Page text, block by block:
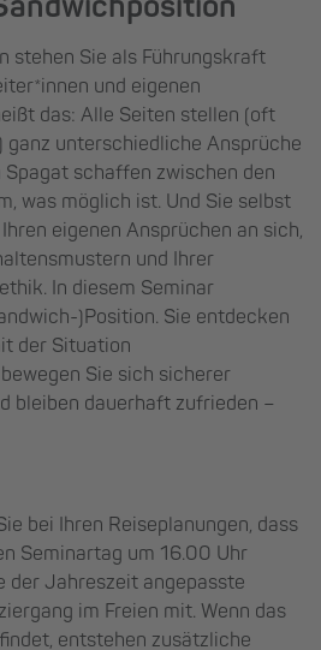
stehen Sie als Führungskraft
und eigenen
das: Alle Seiten stellen (oft
unterschiedliche Ansprüche
Spagat schaffen zwischen den
was möglich ist. Und Sie selbst
eigenen Ansprüchen an sich,
und Ihrer
In diesem Seminar
)Position. Sie entdecken
der Situation
Sie sich sicherer
bleiben dauerhaft zufrieden –
bei Ihren Reiseplanungen, dass
Seminartag um 16.00 Uhr
der Jahreszeit angepasste
im Freien mit. Wenn das
entstehen zusätzliche